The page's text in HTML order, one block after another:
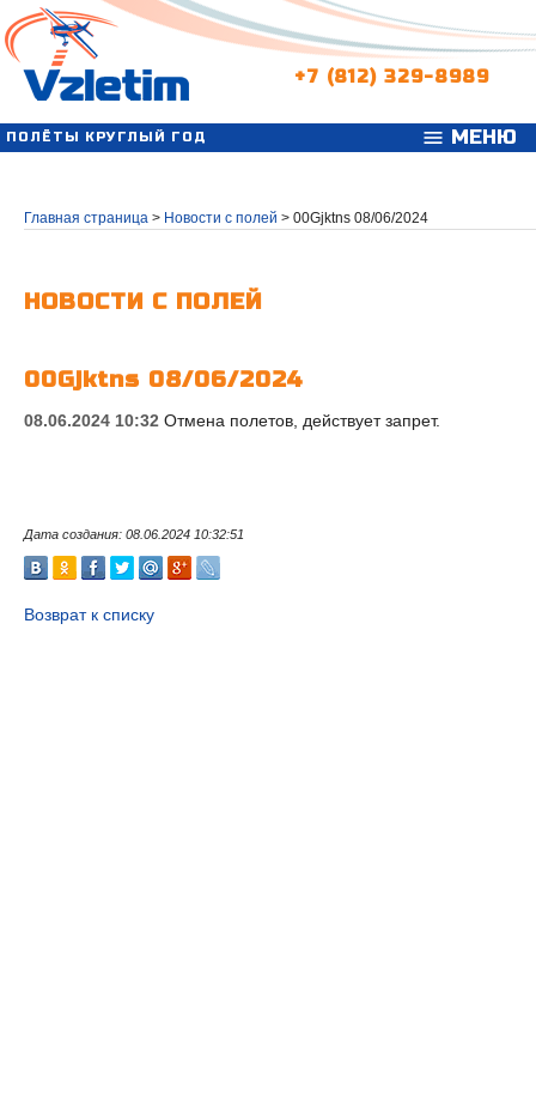
+7 (812) 329-8989
ПОЛЁТЫ КРУГЛЫЙ ГОД menu МЕНЮ
Главная страница > Новости с полей > 00Gjktns 08/06/2024
НОВОСТИ С ПОЛЕЙ
00Gjktns 08/06/2024
08.06.2024 10:32 Отмена полетов, действует запрет.
Дата создания: 08.06.2024 10:32:51
Возврат к списку